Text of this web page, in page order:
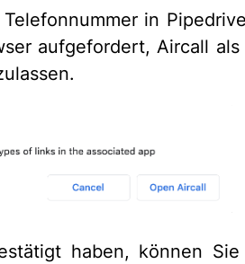
in
aufgefordert, Aircall als
haben, können